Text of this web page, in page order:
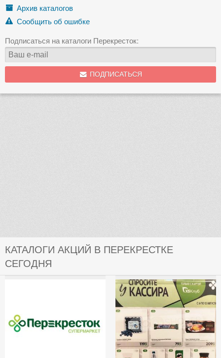
Архив каталогов
Сообщить об ошибке
Подписаться на каталоги Перекресток:
ПОДПИСАТЬСЯ
КАТАЛОГИ АКЦИЙ В ПЕРЕКРЕСТКЕ
СЕГОДНЯ